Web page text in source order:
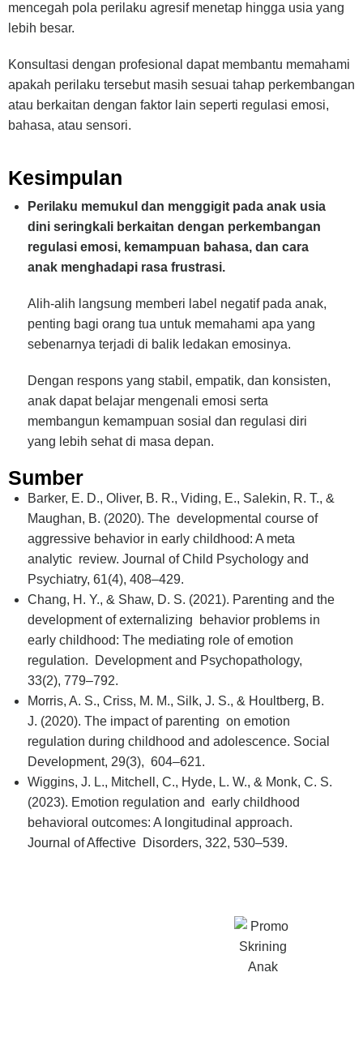
mencegah pola perilaku agresif menetap hingga usia yang
lebih besar.
Konsultasi dengan profesional dapat membantu memahami
apakah perilaku tersebut masih sesuai tahap perkembangan
atau berkaitan dengan faktor lain seperti regulasi emosi,
bahasa, atau sensori.
Kesimpulan
Perilaku memukul dan menggigit pada anak usia
dini seringkali berkaitan dengan perkembangan
regulasi emosi, kemampuan bahasa, dan cara
anak menghadapi rasa frustrasi.
Alih-alih langsung memberi label negatif pada anak,
penting bagi orang tua untuk memahami apa yang
sebenarnya terjadi di balik ledakan emosinya.
Dengan respons yang stabil, empatik, dan konsisten,
anak dapat belajar mengenali emosi serta
membangun kemampuan sosial dan regulasi diri
yang lebih sehat di masa depan.
Sumber
Barker, E. D., Oliver, B. R., Viding, E., Salekin, R. T., &
Maughan, B. (2020). The developmental course of
aggressive behavior in early childhood: A meta
analytic review. Journal of Child Psychology and
Psychiatry, 61(4), 408–429.
Chang, H. Y., & Shaw, D. S. (2021). Parenting and the
development of externalizing behavior problems in
early childhood: The mediating role of emotion
regulation.
Development and Psychopathology,
33(2), 779–792.
Morris, A. S., Criss, M. M., Silk, J. S., & Houltberg, B.
J. (2020). The impact of parenting on emotion
regulation during childhood and adolescence. Social
Development, 29(3), 604–621.
Wiggins, J. L., Mitchell, C., Hyde, L. W., & Monk, C. S.
(2023). Emotion regulation and early childhood
behavioral outcomes: A longitudinal approach.
Journal of Affective Disorders, 322, 530–539.